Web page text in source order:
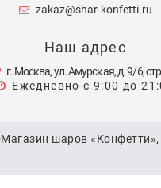
zakaz@shar-konfetti.ru
Наш адрес
г. Москва, ул. Амурская, д. 9/6,
Ежедневно с 9:00 до
шаров «Конфетти»,